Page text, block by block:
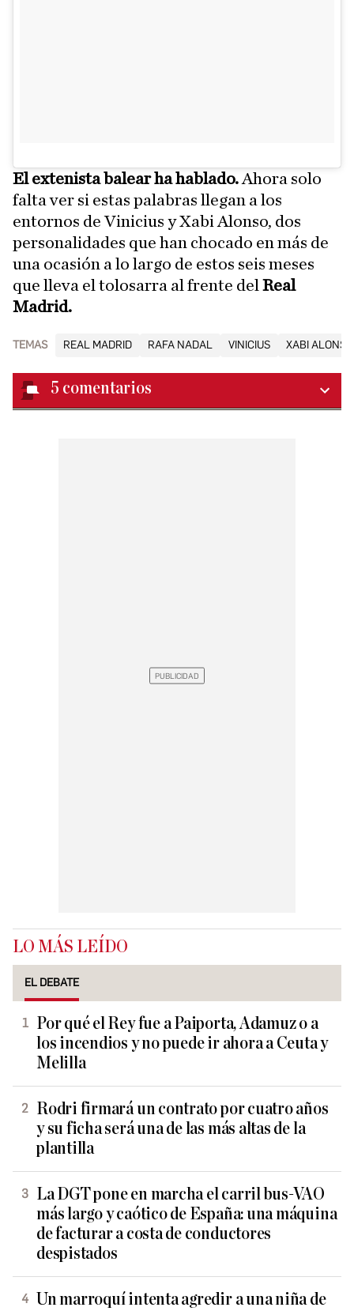
El extenista balear ha hablado. Ahora solo
falta ver si estas palabras llegan a los
entornos de Vinicius y Xabi Alonso, dos
personalidades que han chocado en más de
una ocasión a lo largo de estos seis meses
que lleva el tolosarra al frente del Real
Madrid.
TEMAS REAL MADRID RAFA NADAL VINICIUS XABI ALONSO
5 comentarios
LO MÁS LEÍDO
EL DEBATE
Por qué el Rey fue a Paiporta, Adamuz o a
los incendios y no puede ir ahora a Ceuta y
Melilla
Rodri firmará un contrato por cuatro años
y su ficha será una de las más altas de la
plantilla
La DGT pone en marcha el carril bus-VAO
más largo y caótico de España: una máquina
de facturar a costa de conductores
despistados
Un marroquí intenta agredir a una niña de